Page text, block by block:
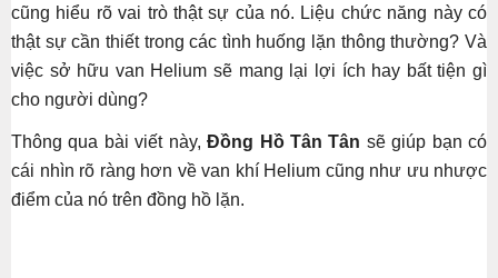
cũng hiểu rõ vai trò thật sự của nó. Liệu chức năng này có
thật sự cần thiết trong các tình huống lặn thông thường? Và
việc sở hữu van Helium sẽ mang lại lợi ích hay bất tiện gì
cho người dùng?
Thông qua bài viết này,Đồng Hồ Tân Tân sẽ giúp bạn có
cái nhìn rõ ràng hơn về van khí Helium cũng như ưu nhược
điểm của nó trên đồng hồ lặn.